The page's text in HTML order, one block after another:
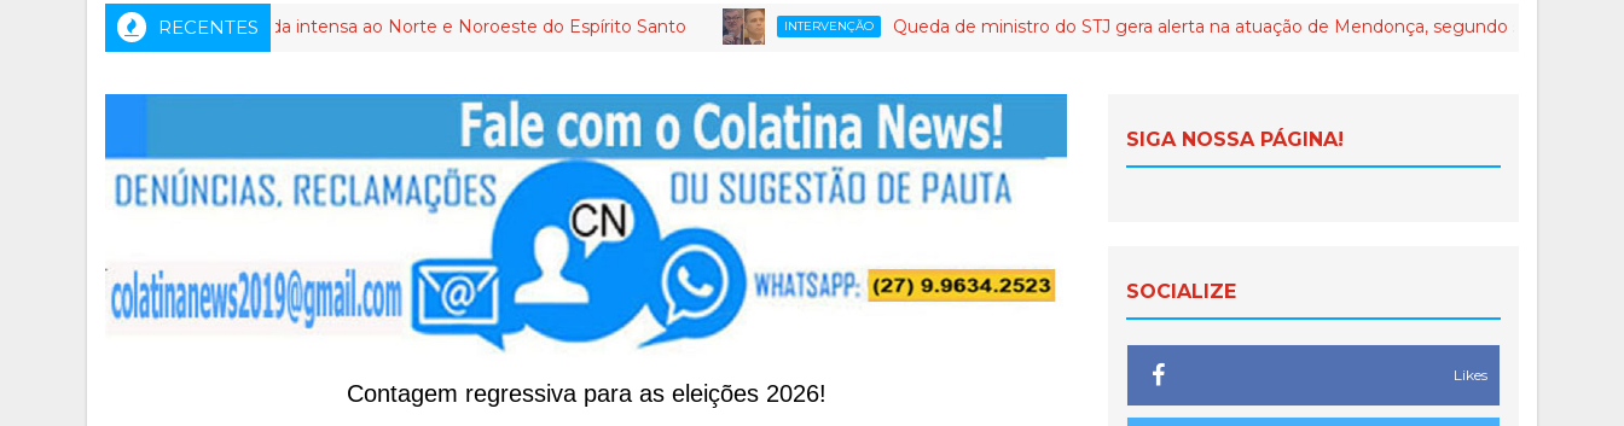
RECENTES
dos Anjos leva agenda intensa ao Norte e Noroeste do Espírito Santo INTERVENÇÃO Queda de ministro do STJ gera alerta na atuação de Mendonça, segundo seus críticos
SIGA NOSSA PÁGINA!
SOCIALIZE
Likes